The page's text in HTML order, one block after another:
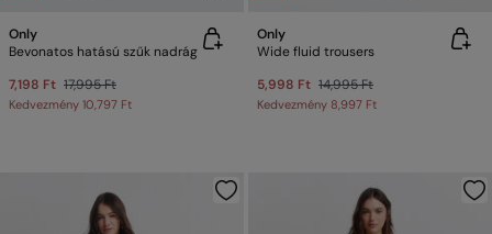
Only
Bevonatos hatású szűk nadrág
7,198 Ft 17,995 Ft
Kedvezmény 10,797 Ft
Only
Wide fluid trousers
5,998 Ft 14,995 Ft
Kedvezmény 8,997 Ft